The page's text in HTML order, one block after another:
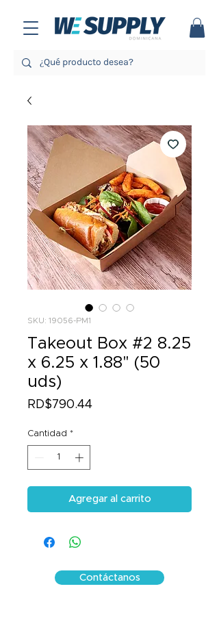
SKU: 19056-PM1
Takeout Box #2 8.25
x 6.25 x 1.88" (50
uds)
RD$790.44Precio
Cantidad *
Agregar al carrito
Contáctanos